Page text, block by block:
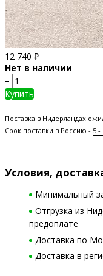
12 740 ₽
Нет в наличии
–
Купить
Поставка в Нидерландах
Срок поставки в Россию - 5 -
Условия,
Минимальный
Отгрузка из
предоплате
Доставка по
Доставка в